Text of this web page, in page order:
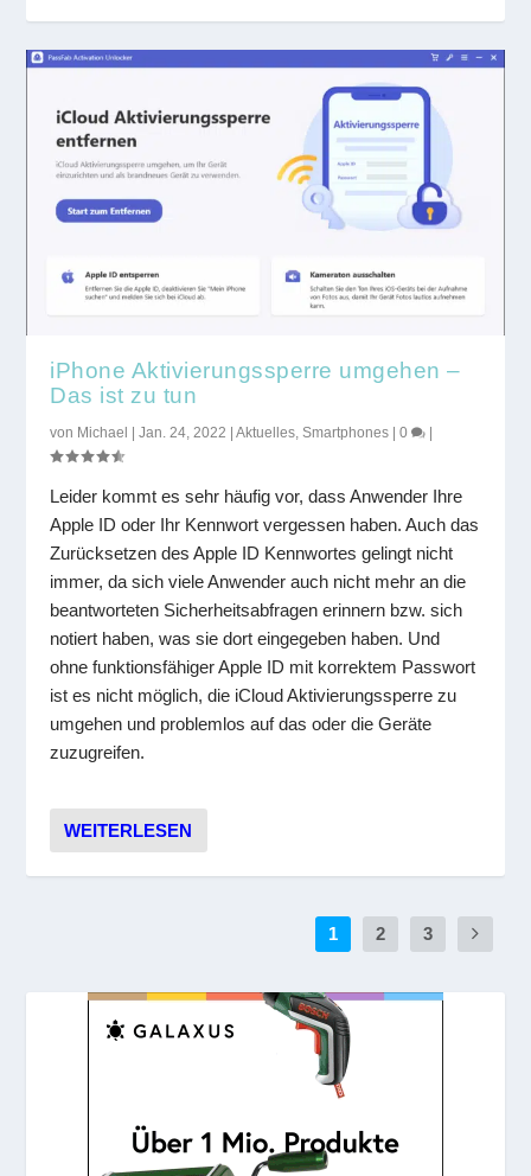
iPhone Aktivierungssperre umgehen –
Das ist zu tun
von Michael |Jan. 24, 2022 |Aktuelles,Smartphones |0
Leider kommt es sehr häufig vor, dass Anwender Ihre
Apple ID oder Ihr Kennwort vergessen haben. Auch das
Zurücksetzen des Apple ID Kennwortes gelingt nicht
immer, da sich viele Anwender auch nicht mehr an die
beantworteten Sicherheitsabfragen erinnern bzw. sich
notiert haben, was sie dort eingegeben haben. Und
ohne funktionsfähiger Apple ID mit korrektem Passwort
ist es nicht möglich, die iCloud Aktivierungssperre zu
umgehen und problemlos auf das oder die Geräte
zuzugreifen.
WEITERLESEN
1 2 3